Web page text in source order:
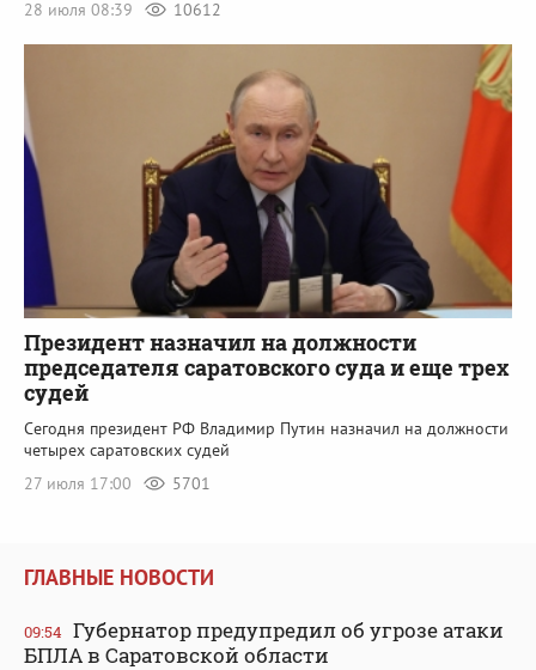
28 июля 08:39 10612
Президент назначил на должности
председателя саратовского суда и еще трех
судей
Сегодня президент РФ Владимир Путин назначил на должности
четырех саратовских судей
27 июля 17:00
5701
ГЛАВНЫЕ НОВОСТИ
09:54 Губернатор предупредил об угрозе атаки
БПЛА в Саратовской области